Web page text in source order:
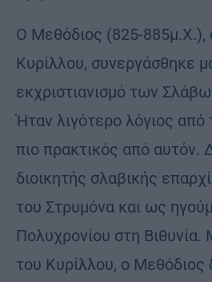
Ο Μεθόδιος (825-885μ.Χ.),
Κυρίλλου, συνεργάσθηκε
εκχριστιανισμό των
Ήταν λιγότερο λόγιος από
πιο πρακτικός από αυτόν.
διοικητής σλαβικής
του Στρυμόνα και ως
Πολυχρονίου στη
του Κυρίλλου, ο Μεθόδιος